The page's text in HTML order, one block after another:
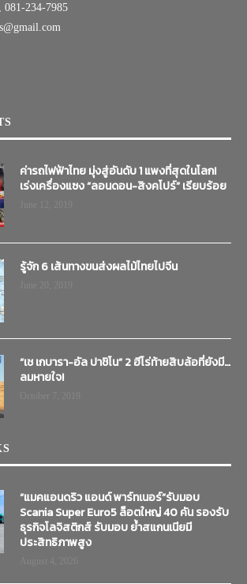
081-234-7985
ค่ารถไฟฟ้าไทย มุ่งสู่อันดับ 1 แพงที่สุดในโลก!
เร่งเครื่องแซง “ลอนดอน-สิงคโปร์” เรียบร้อย
รู้จัก 6 เส้นทางขนส่งผลไม้ไทยไปจีน
“เช เกบารา-อัล ปาชิโน” 2 ฮีโร่ท้ายสิบล้อที่ยังมี…
ลมหายใจ!
“แมคแอนดริว แอนด์ พาร์ทเนอร์”รับมอบ
Scania Super Euro5 ล็อตใหญ่ 40 คัน รองรับ
ธุรกิจโลจิสติกส์ รับมอบ ย้ำสแกนเนียมี
ประสิทธิภาพสูง